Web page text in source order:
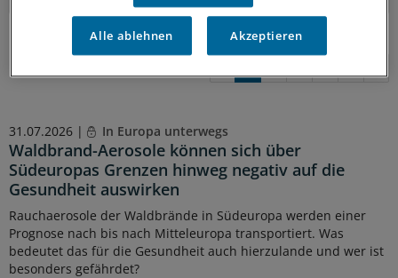
31.07.2026 | In Europa unterwegs
Waldbrand-Aerosole können sich über
Südeuropas Grenzen hinweg negativ auf die
Gesundheit auswirken
Rauchaerosole der Waldbrände in Südeuropa werden einer
Prognose nach bis nach Mitteleuropa transportiert. Was
bedeutet das für die Gesundheit auch hierzulande und wer ist
besonders gefährdet?
Alle ablehnen Akzeptieren